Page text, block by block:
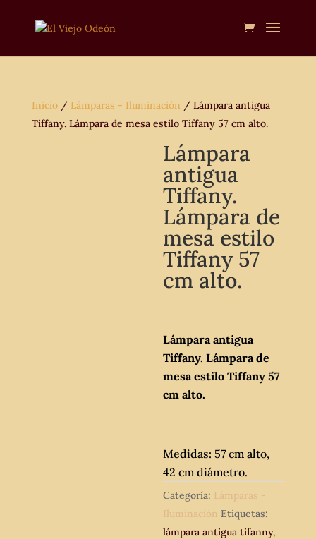
Inicio/ Lámparas - Iluminación / Lámpara antigua
Tiffany. Lámpara de mesa estilo Tiffany 57 cm alto.
Lámpara
antigua
Tiffany.
Lámpara de
mesa estilo
Tiffany 57
cm alto.
Lámpara antigua
Tiffany. Lámpara de
mesa estilo Tiffany 57
cm alto.
Medidas: 57 cm alto,
42 cm diámetro.
Categoría: Lámparas -
Iluminación Etiquetas:
lámpara antigua tifanny,